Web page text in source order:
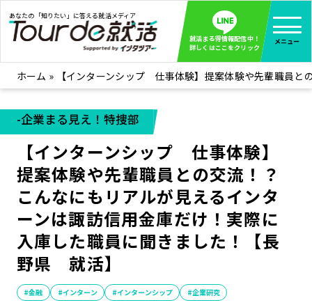
あなたの「知りたい」に答える就活メディア
就活まる得情報配信中！
詳しくはここをクリック
メニュー
就活ノウハウ 全て見る
企業まる見え！特捜部
みんなが知らない企業の裏側を徹底調査！
インタツアー活動レポ 全て見る
インタツアーを使ってどうだった？OBOG成功談
社会人インタビュー 全て見る
社会人になった今、就活を振り返ってみた
学生就活ブログ 全て見る
学生ライターが教える、今就活でやるべきこと
ホーム » 【インターンシップ 仕事体験】提案体験や先輩職員
-企業まる見え！特捜部
【インターンシップ 仕事体験】
提案体験や先輩職員との交流！？
こんなにもリアルが見えるインタ
ーンは諏訪信用金庫だけ！実際に
入庫した職員に聞きました！【長
野県 就活】
#金融 #インターン #インターンシップ #企業研究